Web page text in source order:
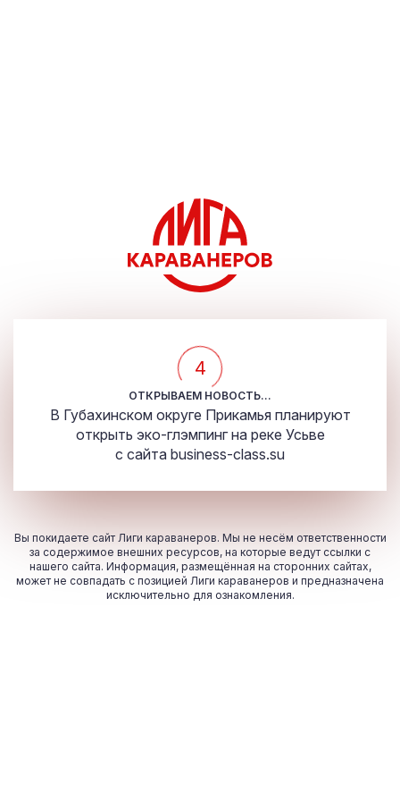
4
ОТКРЫВАЕМ НОВОСТЬ...
В Губахинском округе Прикамья планируют
открыть эко-глэмпинг на реке Усьве
с сайта business-class.su
Вы покидаете сайт Лиги караванеров. Мы не несём ответственности
за содержимое внешних ресурсов, на которые ведут ссылки с
нашего сайта. Информация, размещённая на сторонних сайтах,
может не совпадать с позицией Лиги караванеров и предназначена
исключительно для ознакомления.